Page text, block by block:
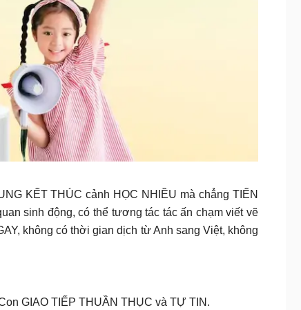
KẾT THÚC cảnh HỌC NHIỀU mà chẳng TIẾN
sinh động, có thể tương tác tác ấn chạm viết vẽ
không có thời gian dịch từ Anh sang Việt, không
GIAO TIẾP THUẦN THỤC và TỰ TIN.